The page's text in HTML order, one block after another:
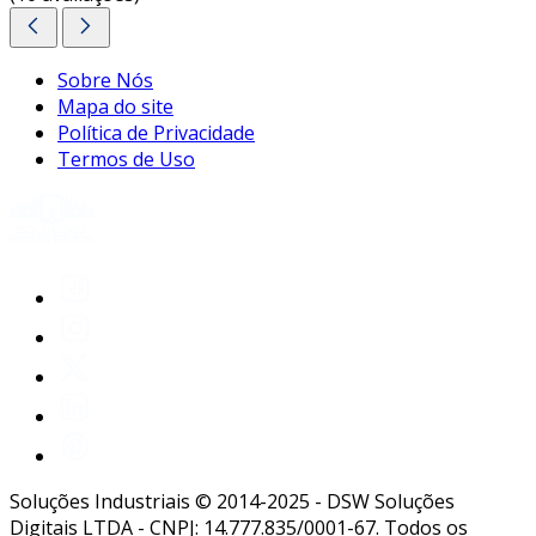
aluguel de notebook é uma solução prática e
eficiente, especialmente para aqueles que
requerem tecnologia de qualidade sem os
custos elevados ou as responsabilidades da
propriedade.
Sobre Nós
Mapa do site
Política de Privacidade
Termos de Uso
Soluções Industriais © 2014-2025 - DSW Soluções
Digitais LTDA - CNPJ: 14.777.835/0001-67. Todos os